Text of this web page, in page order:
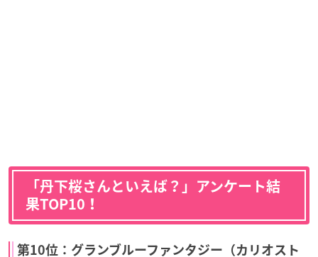
「丹下桜さんといえば？」アンケート結
果TOP10！
第10位：グランブルーファンタジー（カリオスト